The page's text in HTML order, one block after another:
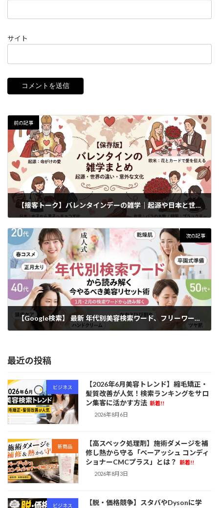
サイト
前の記事
【接客トーク】バレンタインデーの雑学｜起源や日本と世界の違い・意外な文化とは？
次の記事
【Google検索】 最新 年代別美容検索ワード、フリーワードランキング
最近の投稿
ビジネス
【2026年6月美容トレンド】縮毛矯正・
髪質改善が人気！検索ランキングをサロ
ン集客に活かす方法 新着!!
2026年8月6日
新商品
【高スペック処理剤】施術ダメージを補
修し熱から守る「ペーアッシュ コンディ
ショナーCMCプラス」とは？
新着!!
2026年8月3日
ビジネス
【脱・価格競争】スタバやDysonに学